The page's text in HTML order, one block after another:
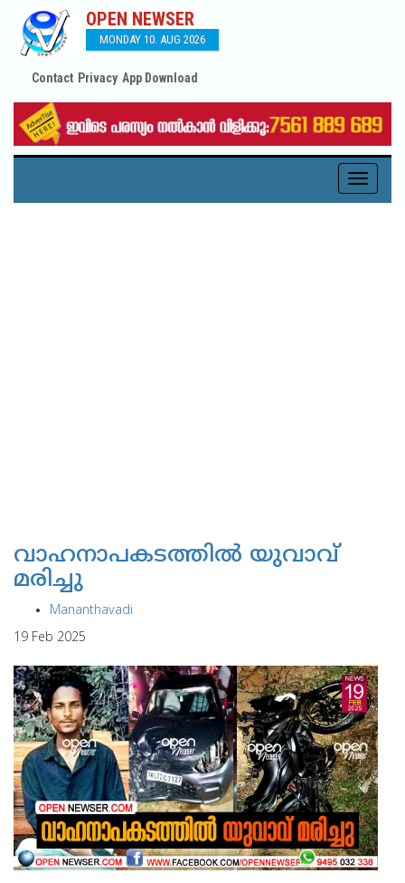
OPEN NEWSER
MONDAY 10. AUG 2026
Contact Privacy App Download
Toggle
വാഹനാപകടത്തില്‍ യുവാവ്
മരിച്ചു
Mananthavadi
19 Feb 2025